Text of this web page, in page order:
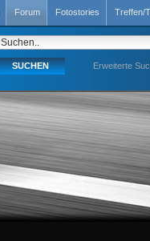
Forum Fotostories Treffen/
Erweiterte